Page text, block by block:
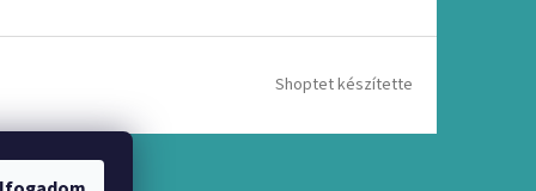
Shoptet készítette